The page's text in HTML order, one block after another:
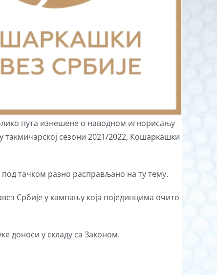
пута изнешене о наводном игнорисању
такмичарској сезони 2021/2022, Кошаркашки
тачком разно расправљано на ту тему.
Србије у кампању која појединцима очито
доноси у складу са Законом.